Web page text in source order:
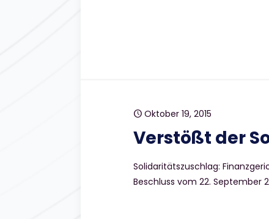
Oktober 19, 2015
Verstößt der
Solidaritätszuschlag:
Beschluss vom 22. September